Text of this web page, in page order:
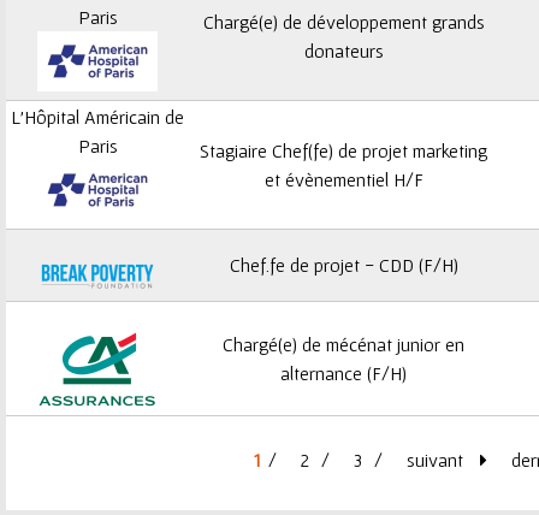
Paris
Chargé(e) de développement grands
donateurs
L'Hôpital Américain de
Paris
Stagiaire Chef(fe) de projet marketing
et évènementiel H/F
Chef.fe de projet - CDD (F/H)
Chargé(e) de mécénat junior en
alternance (F/H)
1 2 3 suivant